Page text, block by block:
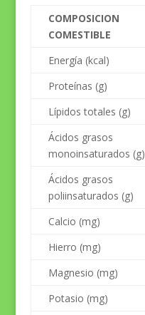
COMPOSICION
COMESTIBLE
Energía (kcal)
Proteínas (g)
Lípidos totales (g)
Ácidos grasos
monoinsaturados (g)
Ácidos grasos
poliinsaturados (g)
Calcio (mg)
Hierro (mg)
Magnesio (mg)
Potasio (mg)